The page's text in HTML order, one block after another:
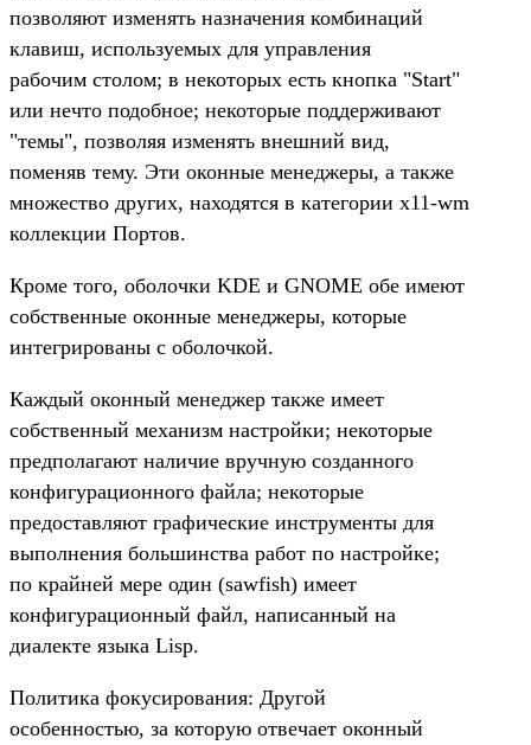
позволяют изменять назначения комбинаций
клавиш, используемых для управления
рабочим столом; в некоторых есть кнопка "Start"
или нечто подобное; некоторые поддерживают
"темы", позволяя изменять внешний вид,
поменяв тему. Эти оконные менеджеры, а также
множество других, находятся в категории x11-wm
коллекции Портов.
Кроме того, оболочки KDE и GNOME обе имеют
собственные оконные менеджеры, которые
интегрированы с оболочкой.
Каждый оконный менеджер также имеет
собственный механизм настройки; некоторые
предполагают наличие вручную созданного
конфигурационного файла; некоторые
предоставляют графические инструменты для
выполнения большинства работ по настройке;
по крайней мере один (sawfish) имеет
конфигурационный файл, написанный на
диалекте языка Lisp.
Политика фокусирования: Другой
особенностью, за которую отвечает оконный